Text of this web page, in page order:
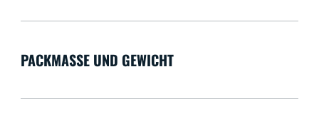
PACKMASSE UND GEWICHT